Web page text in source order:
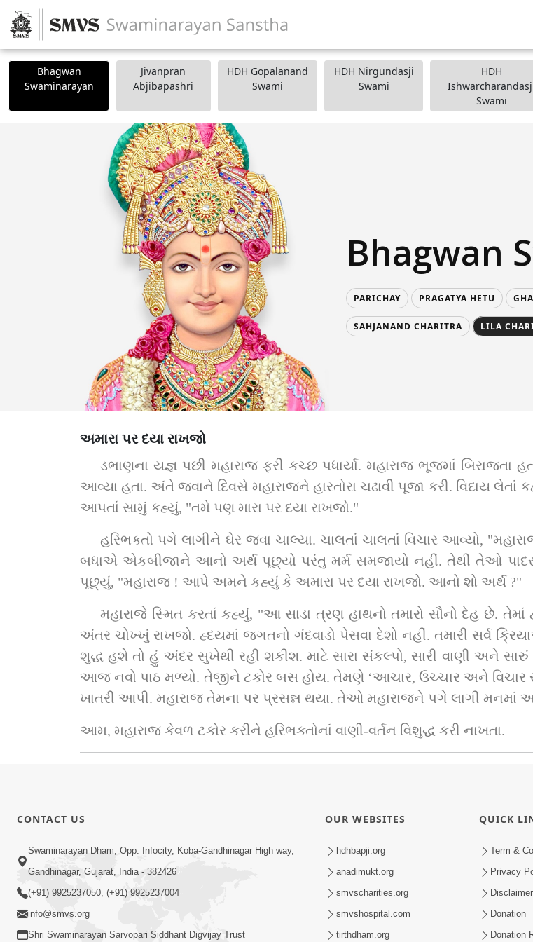
Bhagwan
Swaminarayan
Jivanpran
Abjibapashri
HDH Gopalanand
Swami
HDH Nirgundasji
Swami
HDH
Swami
Bhagwan
PARICHAY PRAGATYA HETU
SAHJANAND CHARITRA LILA
અમારા પર દયા રાખજો
ડભાણના યજ્ઞ પછી મહારાજ ફરી કચ્છ પધાર્યા. મહારાજ ભૂજમાં બિરાજતા
આવ્યા હતા. અંતે જવાને દિવસે મહારાજને હારતોરા ચઢાવી પૂજા કરી. વિદાય લેતાં
આપતાં સામું કહ્યું, "તમે પણ મારા પર દયા રાખજો."
હરિભક્તો પગે લાગીને ઘેર જવા ચાલ્યા. ચાલતાં ચાલતાં વિચાર આવ્યો,
બધાએ એકબીજાને આનો અર્થ પૂછ્યો પરંતુ મર્મ સમજાયો નહીં. તેથી તેઓ
પૂછ્યું, "મહારાજ ! આપે અમને કહ્યું કે અમારા પર દયા રાખજો. આનો શો અર્થ ?"
મહારાજે સ્મિત કરતાં કહ્યું, "આ સાડા ત્રણ હાથનો તમારો સૌનો દેહ છે. તેમાં
અંતર ચોખ્ખું રાખજો. હ્દયમાં જગતનો ગંદવાડો પેસવા દેશો નહીં. તમારી સર્વ
શુદ્ધ હશે તો હું અંદર સુખેથી રહી શકીશ. માટે સારા સંકલ્પો, સારી વાણી અને
આજ નવો પાઠ મળ્યો. તેજીને ટકોર બસ હોય. તેમણે ‘આચાર, ઉચ્ચાર અને વિચાર
ખાતરી આપી. મહારાજ તેમના પર પ્રસન્ન થયા. તેઓ મહારાજને પગે લાગી મનમાં
આમ, મહારાજ કેવળ ટકોર કરીને હરિભક્તોનાં વાણી-વર્તન વિશુદ્ધ કરી નાખતા.
CONTACT US
Swaminarayan Dham, Opp. Infocity, Koba-Gandhinagar High way,
Gandhinagar, Gujarat, India - 382426
(+91) 9925237050, (+91) 9925237004
info@smvs.org
Shri Swaminarayan Sarvopari Siddhant Digvijay Trust
OUR WEBSITES
hdhbapji.org
anadimukt.org
smvscharities.org
smvshospital.com
tirthdham.org
QUICK
Term &
Privacy
Disclaimer
Donation
Donation